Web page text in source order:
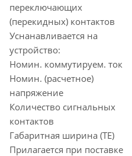
переключающих
(перекидных) контактов
Уснанавливается на
устройство:
Номин. коммутируем. ток
Номин. (расчетное)
напряжение
Количество сигнальных
контактов
Габаритная ширина (TE)
Прилагается при поставке